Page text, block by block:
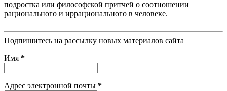
подростка или философской притчей о соотношении
рационального и иррационального в человеке.
Подпишитесь на рассылку новых материалов сайта
Имя *
Адрес электронной почты *